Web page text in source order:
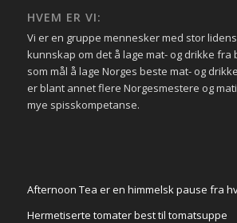
HVEM ER VI:
Vi er en gruppe mennesker med stor
kunnskap om det å lage mat- og drikke fra
som mål å lage Norges beste mat- og
er blant annet flere Norgesmestere og
mye spisskompetanse.
Afternoon Tea er en himmelsk pause fra
Hermetiserte tomater best til tomatsuppe